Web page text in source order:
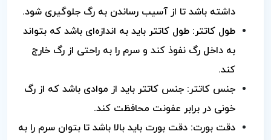
داشته باشد تا از آسیب رساندن به رگ جلوگیری شود.
طول کاتتر: طول کاتتر باید به اندازه‌ای باشد که بتواند
به داخل رگ نفوذ کند و سرم را به راحتی از رگ خارج
کند.
جنس کاتتر: جنس کاتتر باید از موادی باشد که از رگ
خونی در برابر عفونت محافظت کند.
دقت بورت: دقت بورت باید بالا باشد تا بتوان سرم را به